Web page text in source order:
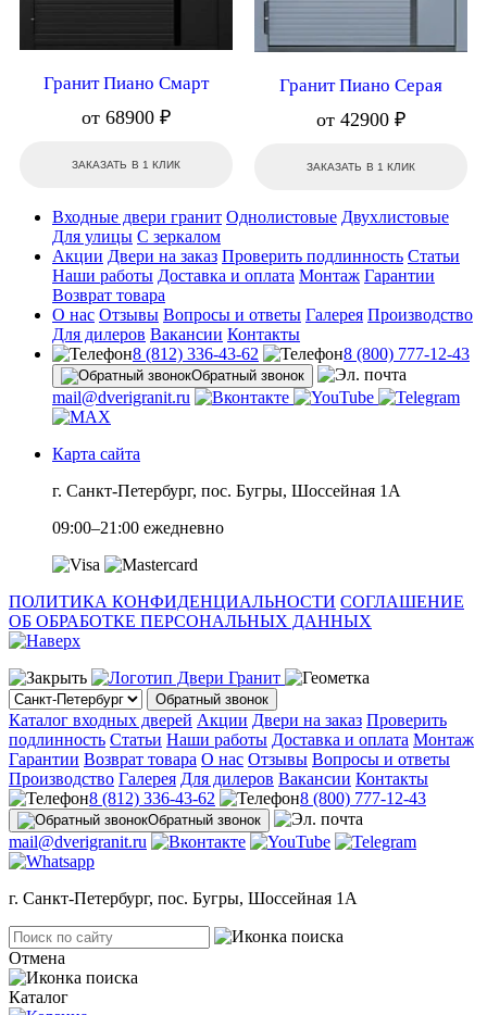
Гранит Пиано Смарт
от 68900 ₽
ЗАКАЗАТЬ В 1 КЛИК
Гранит Пиано Серая
от 42900 ₽
ЗАКАЗАТЬ В 1 КЛИК
Входные двери гранит Однолистовые Двухлистовые
Для улицы С зеркалом
Акции Двери на заказ Проверить подлинность Статьи
Наши работы Доставка и оплата Монтаж Гарантии
Возврат товара
О нас Отзывы Вопросы и ответы Галерея Производство
Для дилеров Вакансии Контакты
8 (812) 336-43-62
8 (800) 777-12-43
Обратный звонок
mail@dverigranit.ru
Карта сайта
г. Санкт-Петербург, пос. Бугры, Шоссейная 1А
09:00–21:00 ежедневно
ПОЛИТИКА КОНФИДЕНЦИАЛЬНОСТИ СОГЛАШЕНИЕ
ОБ ОБРАБОТКЕ ПЕРСОНАЛЬНЫХ ДАННЫХ
Обратный звонок
Каталог входных дверей Акции Двери на заказ Проверить
подлинность Статьи Наши работы Доставка и оплата Монтаж
Гарантии Возврат товара О нас Отзывы Вопросы и ответы
Производство Галерея Для дилеров Вакансии Контакты
8 (812) 336-43-62
8 (800) 777-12-43
Обратный звонок
mail@dverigranit.ru
г. Санкт-Петербург, пос. Бугры, Шоссейная 1А
Отмена
Каталог